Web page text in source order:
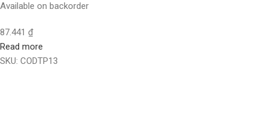
Available on backorder
87.441 ₫
Read more
SKU: CODTP13